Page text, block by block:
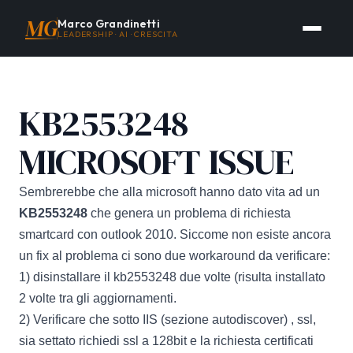
MGMarco Grandinetti
LEADERSHIP · AI · CRESCITA
KB2553248
MICROSOFT ISSUE
Sembrerebbe che alla microsoft hanno dato vita ad un
KB2553248 che genera un problema di richiesta
smartcard con outlook 2010. Siccome non esiste ancora
un fix al problema ci sono due workaround da verificare:
1) disinstallare il kb2553248 due volte (risulta installato
2 volte tra gli aggiornamenti.
2) Verificare che sotto IIS (sezione autodiscover) , ssl,
sia settato richiedi ssl a 128bit e la richiesta certificati